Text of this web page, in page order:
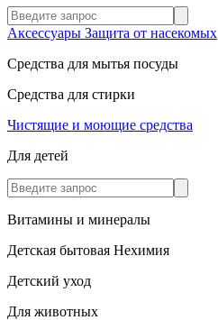
Аксессуары Защита от насекомых
Средства для мытья посуды
Средства для стирки
Чистящие и моющие средства
Для детей
Витамины и минералы
Детская бытовая Нехимия
Детский уход
Для животных